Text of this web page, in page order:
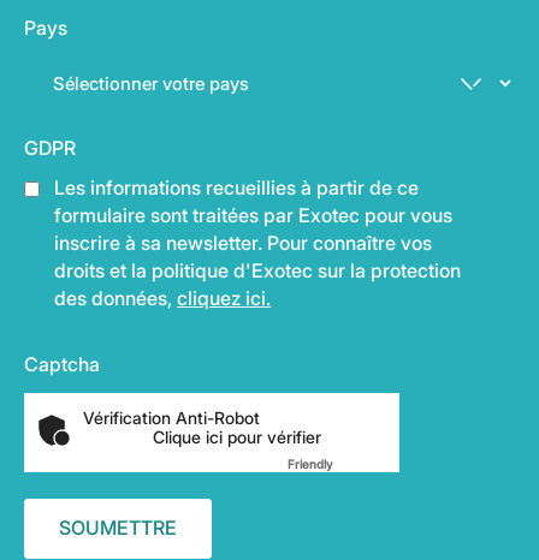
Pays
GDPR
Les informations recueillies à partir de ce
formulaire sont traitées par Exotec pour vous
inscrire à sa newsletter. Pour connaître vos
droits et la politique d'Exotec sur la protection
des données, cliquez ici.
Captcha
Vérification Anti-Robot
Clique ici pour vérifier
FriendlyCaptcha ⇗